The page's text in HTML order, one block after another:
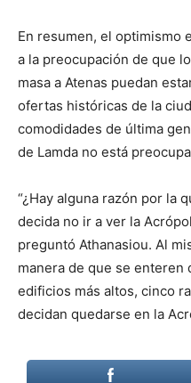
En resumen, el optimismo
a la preocupación de que
masa a Atenas puedan
ofertas históricas de la
comodidades de última
de Lamda no está
“¿Hay alguna razón por la
decida no ir a ver la
preguntó Athanasiou. Al
manera de que se enteren
edificios más altos, cinco
decidan quedarse en la